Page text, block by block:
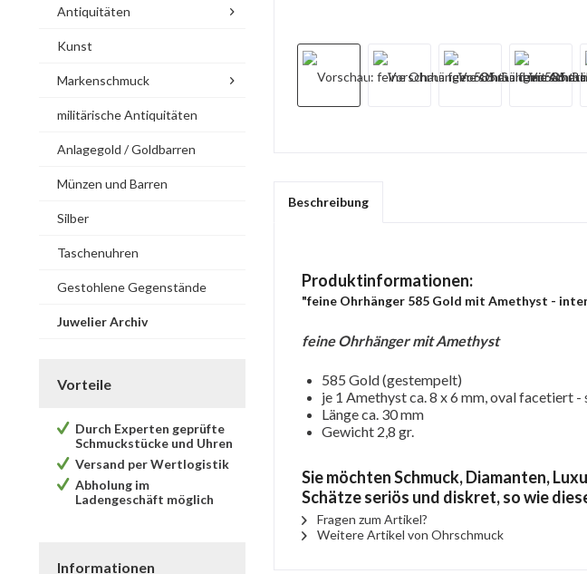
Antiquitäten
Kunst
Markenschmuck
militärische Antiquitäten
Anlagegold / Goldbarren
Münzen und Barren
Silber
Taschenuhren
Gestohlene Gegenstände
Juwelier Archiv
Vorteile
Durch Experten geprüfte
Schmuckstücke und Uhren
Versand per Wertlogistik
Abholung im
Ladengeschäft möglich
Informationen
Beschreibung
Produktinformationen:
"feine Ohrhänger 585 Gold mit Amethyst -
feine Ohrhänger mit Amethyst
585 Gold (gestempelt)
je 1 Amethyst ca. 8 x 6 mm, oval facetiert -
Länge ca. 30 mm
Gewicht 2,8 gr.
Sie möchten Schmuck, Diamanten,
Schätze seriös und diskret, so wie
Fragen zum Artikel?
Weitere Artikel von Ohrschmuck